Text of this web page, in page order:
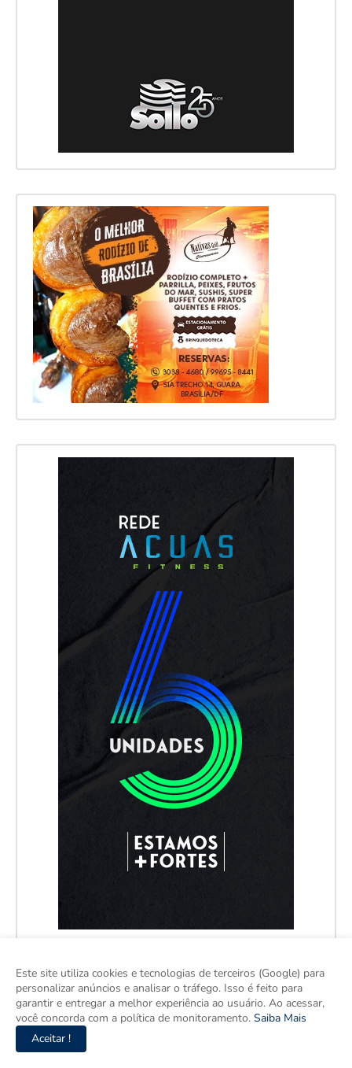
Este site utiliza cookies e tecnologias de terceiros (Google) para
personalizar anúncios e analisar o tráfego. Isso é feito para
garantir e entregar a melhor experiência ao usuário. Ao acessar,
você concorda com a política de monitoramento. Saiba Mais
Aceitar !